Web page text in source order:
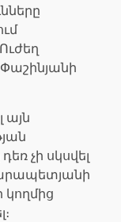
այն
չի սկսվել
կողմից